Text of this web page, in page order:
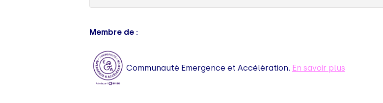
Membre de :
Communauté Emergence et Accélération. En savoir plus